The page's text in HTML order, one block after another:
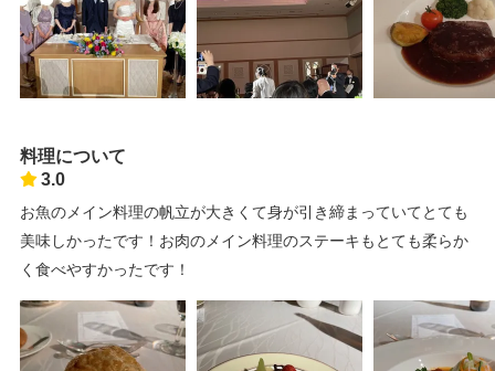
料理について
3.0
お魚のメイン料理の帆立が大きくて身が引き締まっていてとても
美味しかったです！お肉のメイン料理のステーキもとても柔らか
く食べやすかったです！